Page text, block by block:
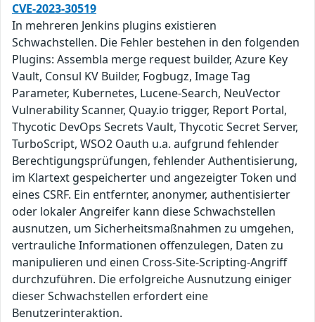
CVE-2023-30519
In mehreren Jenkins plugins existieren
Schwachstellen. Die Fehler bestehen in den folgenden
Plugins: Assembla merge request builder, Azure Key
Vault, Consul KV Builder, Fogbugz, Image Tag
Parameter, Kubernetes, Lucene-Search, NeuVector
Vulnerability Scanner, Quay.io trigger, Report Portal,
Thycotic DevOps Secrets Vault, Thycotic Secret Server,
TurboScript, WSO2 Oauth u.a. aufgrund fehlender
Berechtigungsprüfungen, fehlender Authentisierung,
im Klartext gespeicherter und angezeigter Token und
eines CSRF. Ein entfernter, anonymer, authentisierter
oder lokaler Angreifer kann diese Schwachstellen
ausnutzen, um Sicherheitsmaßnahmen zu umgehen,
vertrauliche Informationen offenzulegen, Daten zu
manipulieren und einen Cross-Site-Scripting-Angriff
durchzuführen. Die erfolgreiche Ausnutzung einiger
dieser Schwachstellen erfordert eine
Benutzerinteraktion.